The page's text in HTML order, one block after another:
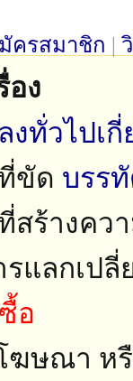
ครสมาชิก |
อง
งทั่วไปเ
ขัด บรร
สร้างคว
แลกเปลี่
อ
ษณา ห